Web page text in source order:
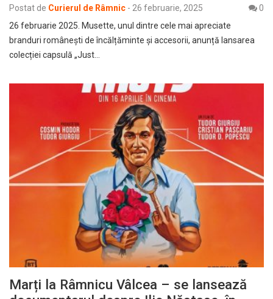
Postat de Curierul de Râmnic - 26 februarie, 2025
0
26 februarie 2025. Musette, unul dintre cele mai apreciate
branduri românești de încălțăminte și accesorii, anunță lansarea
colecției capsulă „Just…
Marți la Râmnicu Vâlcea – se lansează